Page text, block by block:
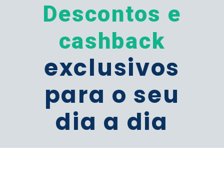
Descontos e
cashback
exclusivos
para o seu
dia a dia